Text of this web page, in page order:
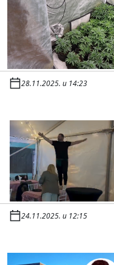
28.11.2025. u 14:23
24.11.2025. u 12:15